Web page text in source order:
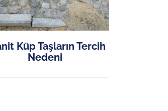
Küp Taşların Tercih
Nedeni